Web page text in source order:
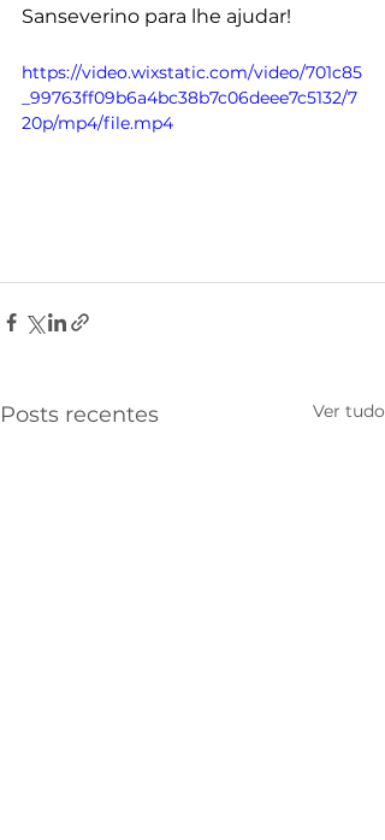
Sanseverino para lhe ajudar!
https://video.wixstatic.com/video/701c85
_99763ff09b6a4bc38b7c06deee7c5132/7
20p/mp4/file.mp4
Posts recentes Ver tudo